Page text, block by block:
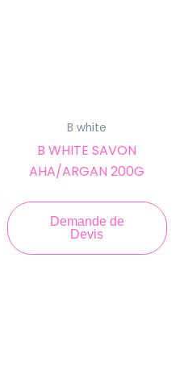
B white
B WHITE SAVON
AHA/ARGAN 200G
Demande de
Devis